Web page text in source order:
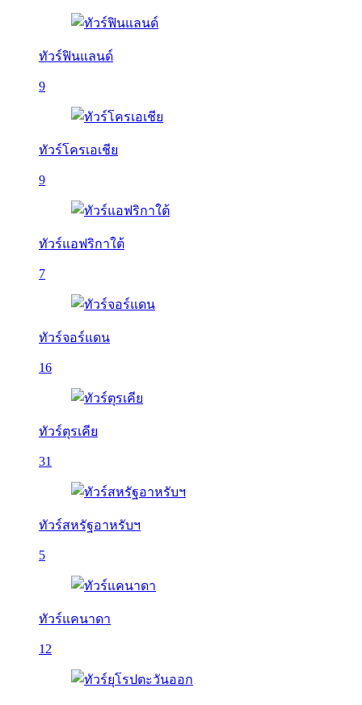
ทัวร์ฟินแลนด์
9
ทัวร์โครเอเชีย
9
ทัวร์แอฟริกาใต้
7
ทัวร์จอร์แดน
16
ทัวร์ตุรเคีย
31
ทัวร์สหรัฐอาหรับฯ
5
ทัวร์แคนาดา
12